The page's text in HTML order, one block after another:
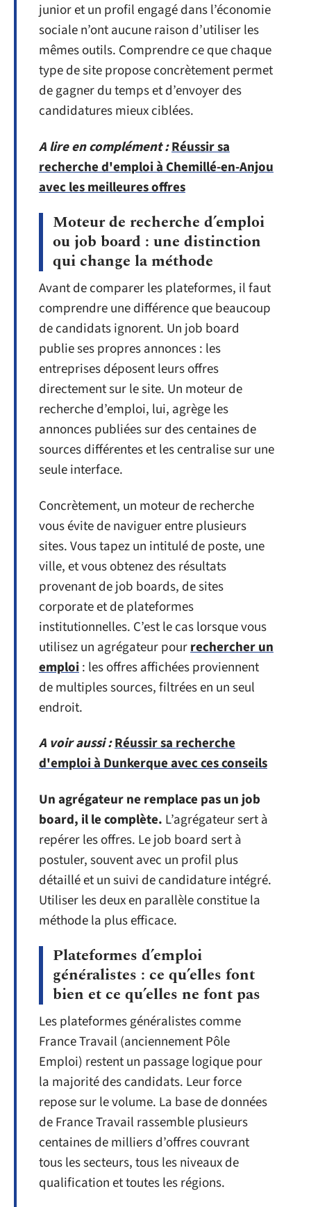
junior et un profil engagé dans l’économie
sociale n’ont aucune raison d’utiliser les
mêmes outils. Comprendre ce que chaque
type de site propose concrètement permet
de gagner du temps et d’envoyer des
candidatures mieux ciblées.
A lire en complément :Réussir sa
recherche d'emploi à Chemillé-en-Anjou
avec les meilleures offres
Moteur de recherche d’emploi
ou job board : une distinction
qui change la méthode
Avant de comparer les plateformes, il faut
comprendre une différence que beaucoup
de candidats ignorent. Un job board
publie ses propres annonces : les
entreprises déposent leurs offres
directement sur le site. Un moteur de
recherche d’emploi, lui, agrège les
annonces publiées sur des centaines de
sources différentes et les centralise sur une
seule interface.
Concrètement, un moteur de recherche
vous évite de naviguer entre plusieurs
sites. Vous tapez un intitulé de poste, une
ville, et vous obtenez des résultats
provenant de job boards, de sites
corporate et de plateformes
institutionnelles. C’est le cas lorsque vous
utilisez un agrégateur pourrechercher un
emploi: les offres affichées proviennent
de multiples sources, filtrées en un seul
endroit.
A voir aussi :Réussir sa recherche
d'emploi à Dunkerque avec ces conseils
Un agrégateur ne remplace pas un job
board, il le complète. L’agrégateur sert à
repérer les offres. Le job board sert à
postuler, souvent avec un profil plus
détaillé et un suivi de candidature intégré.
Utiliser les deux en parallèle constitue la
méthode la plus efficace.
Plateformes d’emploi
généralistes : ce qu’elles font
bien et ce qu’elles ne font pas
Les plateformes généralistes comme
France Travail (anciennement Pôle
Emploi) restent un passage logique pour
la majorité des candidats. Leur force
repose sur le volume. La base de données
de France Travail rassemble plusieurs
centaines de milliers d’offres couvrant
tous les secteurs, tous les niveaux de
qualification et toutes les régions.